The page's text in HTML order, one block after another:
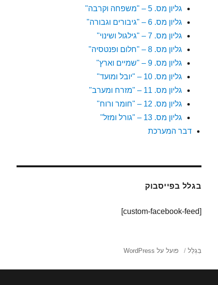
גליון מס. 5 – "משפחה וקרבה"
גליון מס. 6 – "גיבורים וגבורה"
גליון מס. 7 – "גילגול ושינוי"
גליון מס. 8 – "חלום ופנטסיה"
גליון מס. 9 – "שמיים וארץ"
גליון מס. 10 – "יובל ומועד"
גליון מס. 11 – "מזרח ומערב"
גליון מס. 12 – "חומר ורוח"
גליון מס. 13 – "גורל ומזל"
דבר המערכת
בגלל בפייסבוק
בִּגְלַל פועל על WordPress